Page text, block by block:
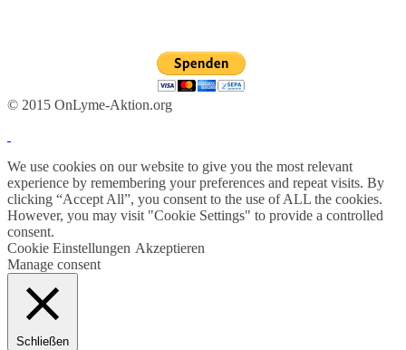
© 2015 OnLyme-Aktion.org
We use cookies on our website to give you the most relevant
experience by remembering your preferences and repeat visits. By
clicking “Accept All”, you consent to the use of ALL the cookies.
However, you may visit "Cookie Settings" to provide a controlled
consent.
Cookie Einstellungen Akzeptieren
Manage consent
Schließen